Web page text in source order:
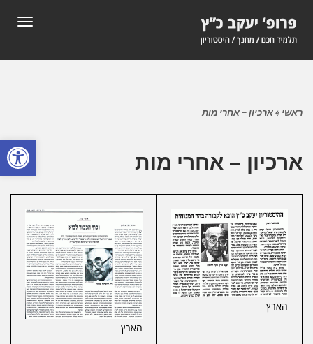
פתח
ראשי »ארכיון – אחרי מות
ארכיון – אחרי מות
הארץ
הארץ